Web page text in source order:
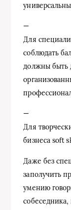
—
Для
соблюдать
должны быть
—
Для
бизнеса soft
Даже без
заполучить
умению
собеседника,